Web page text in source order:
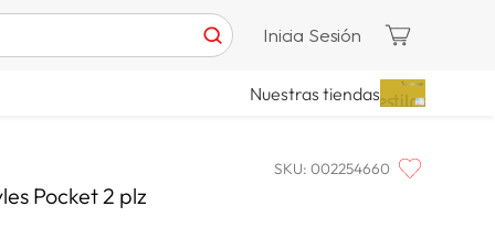
Inicia Sesión
Nuestras tiendas
SKU: 002254660
Pocket 2 plz